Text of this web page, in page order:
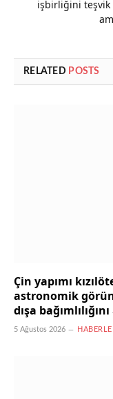
işbirliğini teşvik
RELATED POSTS
Çin yapımı
astronomik
dışa
5 Ağustos 2026